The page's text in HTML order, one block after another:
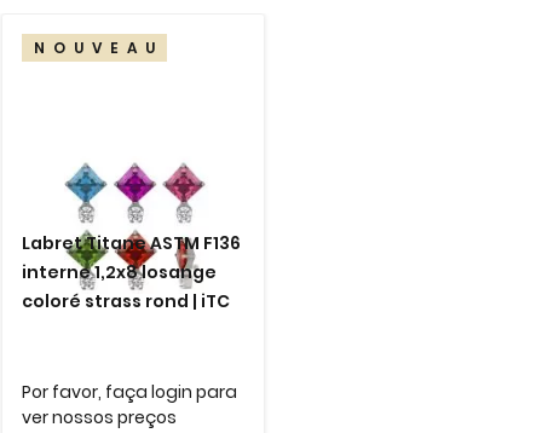
NOUVEAU
Labret Titane ASTM F136
interne 1,2x8 losange
coloré strass rond | iTC
Por favor, faça login para
ver nossos preços